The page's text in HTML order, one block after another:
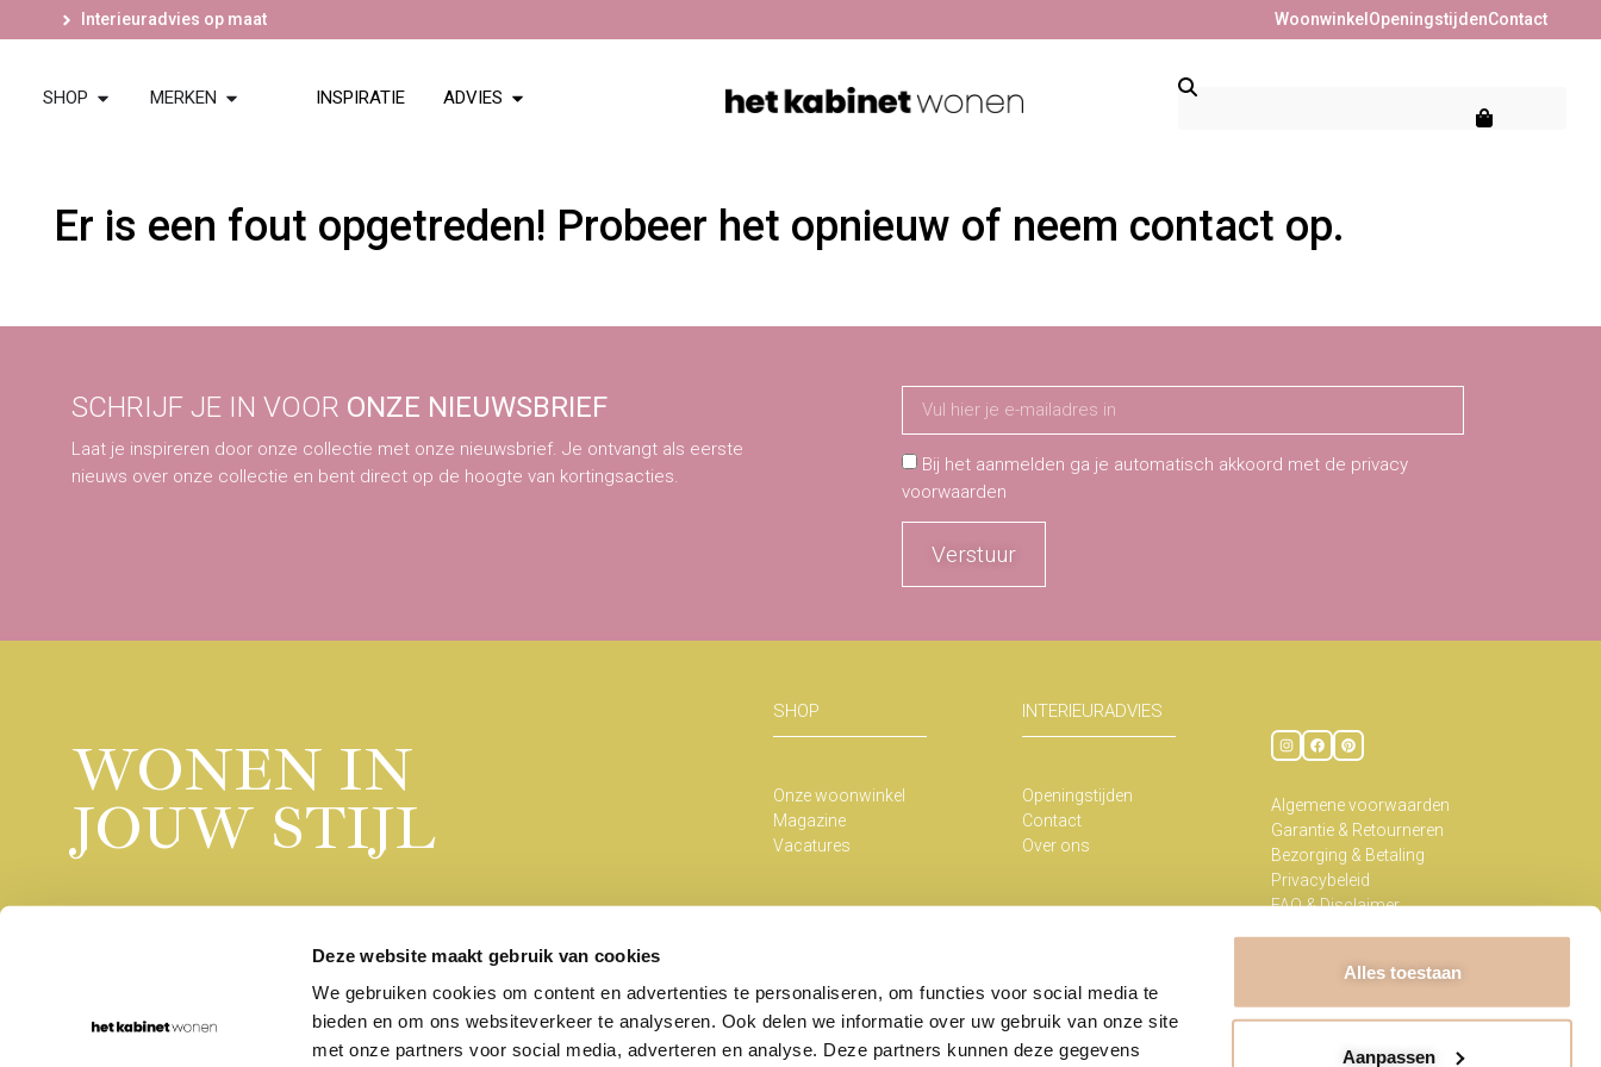
Deze website maakt gebruik van cookies
We gebruiken cookies om content en advertenties te personaliseren, om functies voor social media te
bieden en om ons websiteverkeer te analyseren. Ook delen we informatie over uw gebruik van onze site
met onze partners voor social media, adverteren en analyse. Deze partners kunnen deze gegevens
Alles toestaan
Aanpassen
Interieuradvies op maat Woonwinkel OpeningstijdenContact
SHOP MERKEN INSPIRATIE ADVIES
Er is een fout opgetreden! Probeer het opnieuw of neem contact op.
SCHRIJF JE IN VOOR ONZE NIEUWSBRIEF
Laat je inspireren door onze collectie met onze nieuwsbrief. Je ontvangt als eerste
nieuws over onze collectie en bent direct op de hoogte van kortingsacties.
Bij het aanmelden ga je automatisch akkoord met de privacy
voorwaarden
Verstuur
WONEN IN
JOUW STIJL
SHOP
Onze woonwinkel
Magazine
Vacatures
INTERIEURADVIES
Openingstijden
Contact
Over ons
Algemene voorwaarden
Garantie & Retourneren
Bezorging & Betaling
Privacybeleid
FAQ & Disclaimer
Rumpsterweg 1-5
030-656 70 68
info@hetkabinet.nl
Copyright Het Kabinet 2026